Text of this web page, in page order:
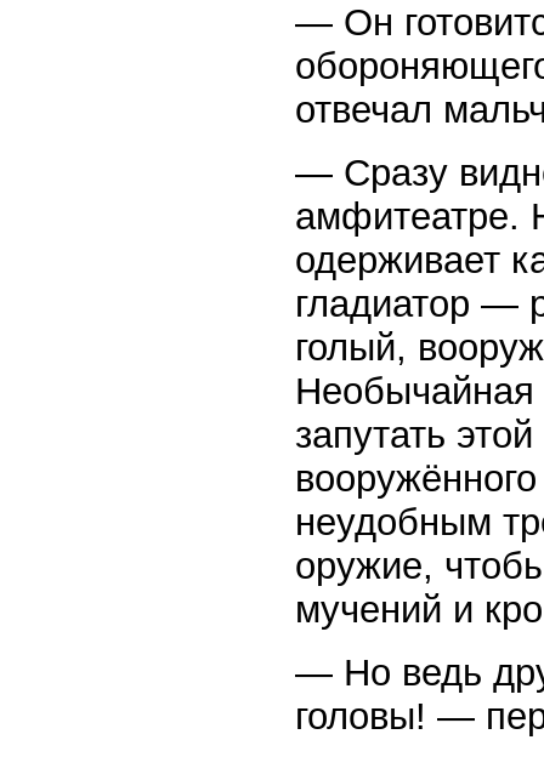
— Он
отвечал
— Сразу
амфитеатре.
одерживает
гладиатор —
голый,
Необычайная
запутать
неудобным
оружие,
мучений и
— Но ведь
головы! —